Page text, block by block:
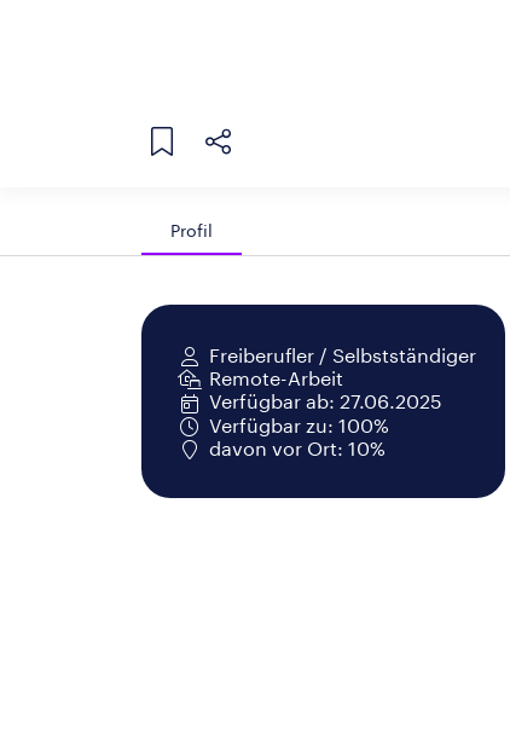
Profil
Freiberufler / Selbstständiger
Remote-Arbeit
Verfügbar ab: 27.06.2025
Verfügbar zu: 100%
davon vor Ort: 10%